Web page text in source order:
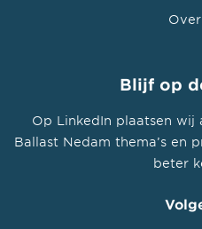
Blijf op
Op LinkedIn plaatsen wij
Ballast Nedam thema’s en
beter